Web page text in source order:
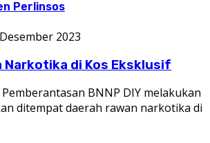
Perlinsos
2023
Narkotika di Kos Eksklusif
BNNP DIY melakukan
ditempat daerah rawan narkotika di